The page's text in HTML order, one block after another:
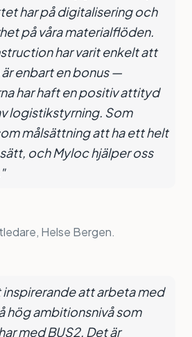
har på digitalisering och
på våra materialflöden.
har varit enkelt att
enbart en bonus —
har haft en positiv attityd
logistikstyrning. Som
målsättning att ha ett helt
och Myloc hjälper oss
Helse Bergen.
inspirerande att arbeta med
hög ambitionsnivå som
med BUS2. Det är